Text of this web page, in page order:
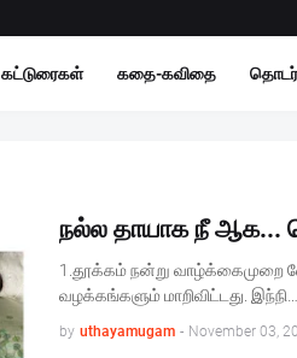
கட்டுரைகள் கதை-கவிதை
நல்ல தாயாக நீ
1.தூக்கம் நன்று வாழ்க்கைமுறை
வழக்கங்களும் மாறிவிட்டது. இந்நி…
by uthayamugam - November 03,